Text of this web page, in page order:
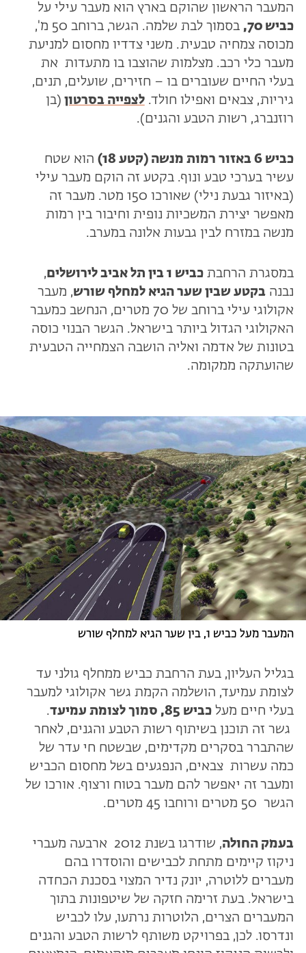
המעבר הראשון שהוקם בארץ הוא מעבר עילי על
כביש 70,
בסמוך לבת שלמה. הגשר, ברוחב 50 מ',
מכוסה צמחיה טבעית. משני צדדיו מחסום למניעת
מעבר כלי רכב. מצלמות שהוצבו בו מתעדות את
בעלי החיים שעוברים בו – חזירים, שועלים, תנים,
גיריות, צבאים ואפילו חולד.לצפייה בסרטון (בן
רוזנברג, רשות הטבע והגנים).
כביש 6 באזור רמות מנשה (קטע 18)
הוא שטח
עשיר בערכי טבע ונוף. בקטע זה הוקם מעבר עילי
(באיזור גבעת נילי) שאורכו 150 מטר. מעבר זה
מאפשר יצירת המשכיות נופית וחיבור בין רמות
מנשה במזרח לבין גבעות אלונה במערב.
במסגרת הרחבתכביש 1 בין תל אביב לירושלים
,
נבנהבקטע שבין שער הגיא למחלף שורש, מעבר
אקולוגי עילי ברוחב של 70 מטרים, הנחשב כמעבר
האקולוגי הגדול ביותר בישראל. הגשר הבנוי כוסה
בטונות של אדמה ואליה הושבה הצמחייה הטבעית
שהועתקה ממקומה.
המעבר מעל כביש 1, בין שער הגיא למחלף שורש
בגליל העליון, בעת הרחבת כביש ממחלף גולני עד
לצומת עמיעד, הושלמה הקמת גשר אקולוגי למעבר
בעלי חיים מעלכביש 85, סמוך לצומת עמיעד
.
גשר זה תוכנן בשיתוף רשות הטבע והגנים, לאחר
שהתברר בסקרים מקדימים, שבשטח חי עדר של
כמה עשרות צבאים, הנפגעים בשל מחסום הכביש
ומעבר זה יאפשר להם מעבר בטוח ורצוף. אורכו של
הגשר 50 מטרים ורוחבו 45 מטרים.
בעמק החולה
, שודרגו בשנת 2012 ארבעה מעברי
ניקוז קיימים מתחת לכבישים והוסדרו בהם
מעברים ללוטרה, יונק נדיר המצוי בסכנת הכחדה
בישראל. בעת זרימה חזקה של שיטפונות בתוך
המעברים הצרים, הלוטרות נרתעו, עלו לכביש
ונדרסו. לכן, בפרויקט משותף לרשות הטבע והגנים